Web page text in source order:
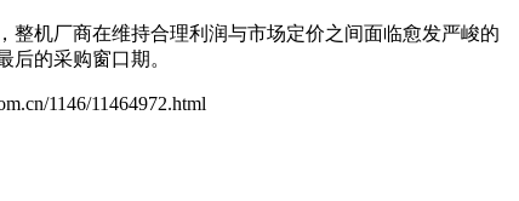
整机厂商在维持合理利润与市场定价之间面临愈发严峻的
的采购窗口期。
1146/11464972.html